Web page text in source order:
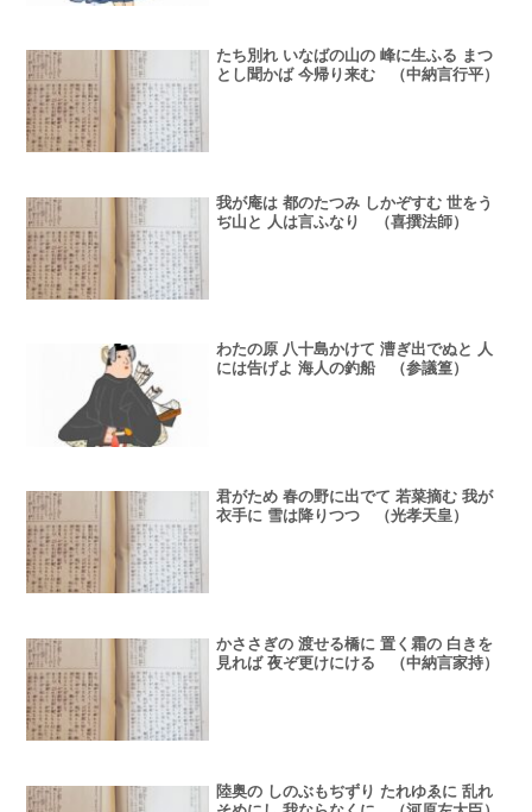
たち別れ いなばの山の 峰に生ふる まつ
とし聞かば 今帰り来む （中納言行平）
我が庵は 都のたつみ しかぞすむ 世をう
ぢ山と 人は言ふなり （喜撰法師）
わたの原 八十島かけて 漕ぎ出でぬと 人
には告げよ 海人の釣船 （参議篁）
君がため 春の野に出でて 若菜摘む 我が
衣手に 雪は降りつつ （光孝天皇）
かささぎの 渡せる橋に 置く霜の 白きを
見れば 夜ぞ更けにける （中納言家持）
陸奥の しのぶもぢずり たれゆゑに 乱れ